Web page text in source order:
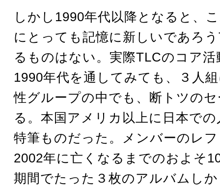
しかし1990年代以降となると、
にとっても記憶に新しいであろ
るものはない。実際TLCのコア活
1990年代を通してみても、３人
性グループの中でも、断トツの
る。本国アメリカ以上に日本で
特筆ものだった。メンバーのレ
2002年に亡くなるまでのおよそ
期間でたった３枚のアルバムし